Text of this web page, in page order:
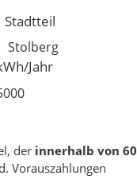
Stadtteil
Jahr
der innerhalb von 60
Vorauszahlungen